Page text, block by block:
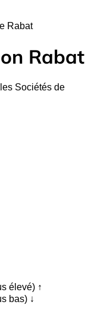
Rabat
Rabat
Sociétés de
élevé) ↑
bas) ↓